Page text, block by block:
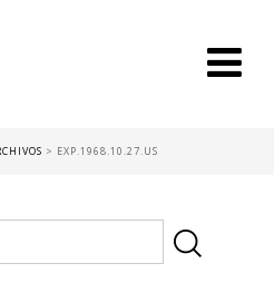
> EXP.1968.10.27.US